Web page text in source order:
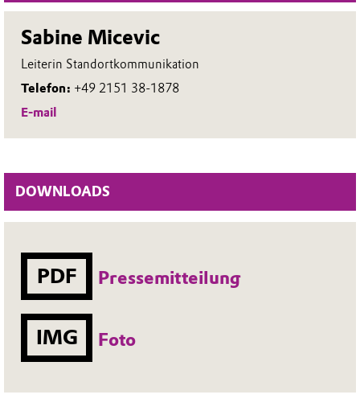
Sabine Micevic
Leiterin Standortkommunikation
Telefon: +49 2151 38-1878
E-mail
DOWNLOADS
PDF Pressemitteilung
IMG Foto